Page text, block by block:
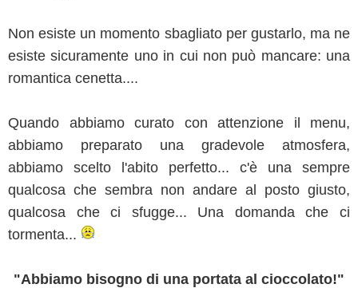
Non esiste un momento sbagliato per gustarlo, ma ne
esiste sicuramente uno in cui non può mancare: una
romantica cenetta....
Quando abbiamo curato con attenzione il menu,
abbiamo preparato una gradevole atmosfera,
abbiamo scelto l'abito perfetto... c'è una sempre
qualcosa che sembra non andare al posto giusto,
qualcosa che ci sfugge... Una domanda che ci
tormenta...
"Abbiamo bisogno di una portata al cioccolato!"